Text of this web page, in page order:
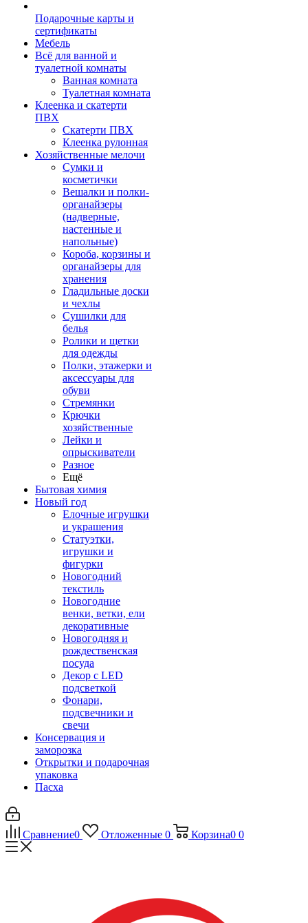
Подарочные карты и
сертификаты
Мебель
Всё для ванной и
туалетной комнаты
Ванная комната
Туалетная комната
Клеенка и скатерти
ПВХ
Скатерти ПВХ
Клеенка рулонная
Хозяйственные мелочи
Сумки и
косметички
Вешалки и полки-
органайзеры
(надверные,
настенные и
напольные)
Короба, корзины и
органайзеры для
хранения
Гладильные доски
и чехлы
Сушилки для
белья
Ролики и щетки
для одежды
Полки, этажерки и
аксессуары для
обуви
Стремянки
Крючки
хозяйственные
Лейки и
опрыскиватели
Разное
Ещё
Бытовая химия
Новый год
Елочные игрушки
и украшения
Статуэтки,
игрушки и
фигурки
Новогодний
текстиль
Новогодние
венки, ветки, ели
декоративные
Новогодняя и
рождественская
посуда
Декор с LED
подсветкой
Фонари,
подсвечники и
свечи
Консервация и
заморозка
Открытки и подарочная
упаковка
Пасха
Сравнение0 Отложенные 0 Корзина0 0